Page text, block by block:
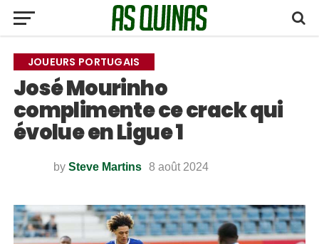
JOUEURS PORTUGAIS
José Mourinho
complimente ce crack qui
évolue en Ligue 1
by Steve Martins 8 août 2024